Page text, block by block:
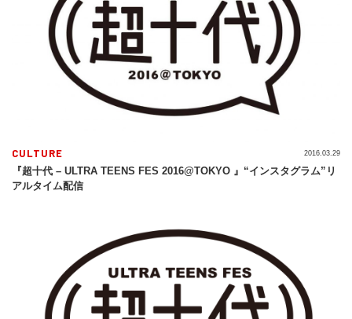
CULTURE
『超十代 – ULTRA TEENS FES 2016@TOKYO 』“インスタグラム”リ
アルタイム配信
2016.03.29